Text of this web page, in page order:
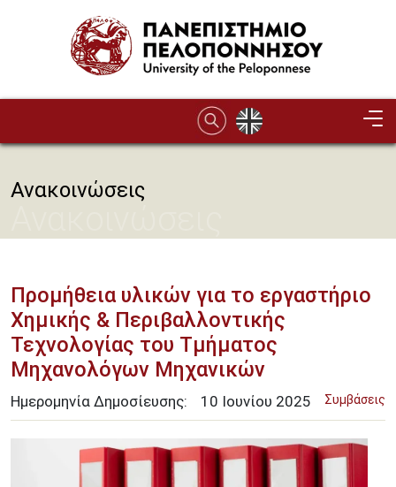
Ανακοινώσεις
Προμήθεια υλικών για το εργαστήριο
Χημικής & Περιβαλλοντικής
Τεχνολογίας του Τμήματος
Μηχανολόγων Μηχανικών
Συμβάσεις
Ημερομηνία Δημοσίευσης: 10 Ιουνίου 2025